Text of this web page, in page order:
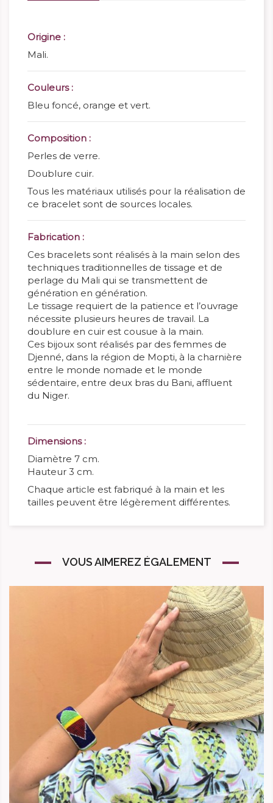
Origine :
Mali.
Couleurs :
Bleu foncé, orange et vert.
Composition :
Perles de verre.
Doublure cuir.
Tous les matériaux utilisés pour la réalisation de
ce bracelet sont de sources locales.
Fabrication :
Ces bracelets sont réalisés à la main selon des
techniques traditionnelles de tissage et de
perlage du Mali qui se transmettent de
génération en génération.
Le tissage requiert de la patience et l’ouvrage
nécessite plusieurs heures de travail. La
doublure en cuir est cousue à la main.
Ces bijoux sont réalisés par des femmes de
Djenné, dans la région de Mopti, à la charnière
entre le monde nomade et le monde
sédentaire, entre deux bras du Bani, affluent
du Niger.
Dimensions :
Diamètre 7 cm.
Hauteur 3 cm.
Chaque article est fabriqué à la main et les
tailles peuvent être légèrement différentes.
VOUS AIMEREZ ÉGALEMENT